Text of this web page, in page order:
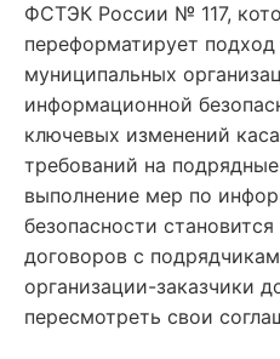
ФСТЭК России № 117,
переформатирует подход
муниципальных
информационной
ключевых изменений
требований на
выполнение мер по
безопасности
договоров с
организации-заказчики
пересмотреть свои